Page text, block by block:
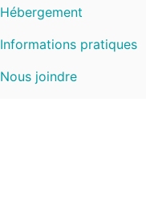
Hébergement
Informations pratiques
Nous joindre